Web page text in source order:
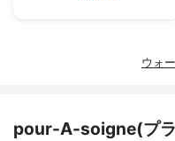
ウォ
pour-A-soigne(プラ